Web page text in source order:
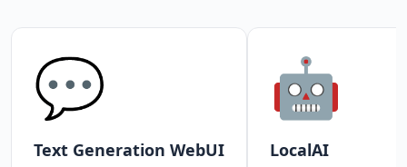
💬
Text Generation WebUI
🤖
LocalAI